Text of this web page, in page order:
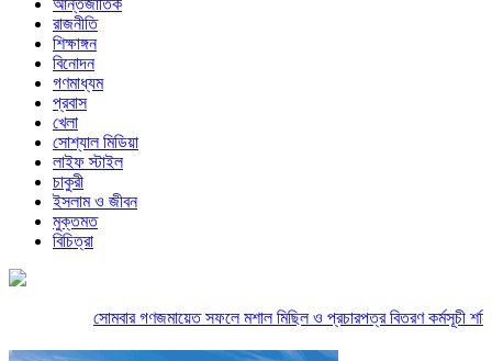
আন্তর্জাতিক
রাজনীতি
শিক্ষাঙ্গন
বিনোদন
গণমাধ্যম
প্রবাস
খেলা
সোশ্যাল মিডিয়া
লাইফ স্টাইল
চাকুরী
ইসলাম ও জীবন
মুক্তমত
বিচিত্রা
সোমবার গণজমায়েত সফলে মশাল মিছিল ও প্রচারপত্র বিতরণ কর্মসূচী শনিবার